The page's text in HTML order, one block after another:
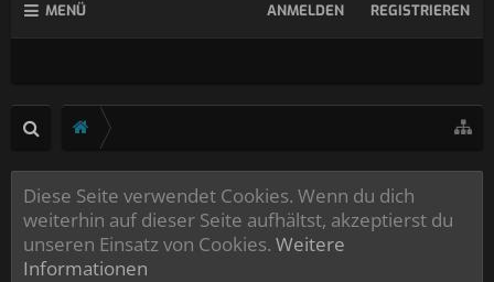
MENÜ ANMELDEN REGISTRIEREN
Diese Seite verwendet Cookies. Wenn du dich
weiterhin auf dieser Seite aufhältst, akzeptierst du
unseren Einsatz von Cookies. Weitere
Informationen